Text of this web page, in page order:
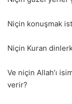
Niçin konuşmak
Niçin Kuran
Ve niçin Allah’ı
verir?